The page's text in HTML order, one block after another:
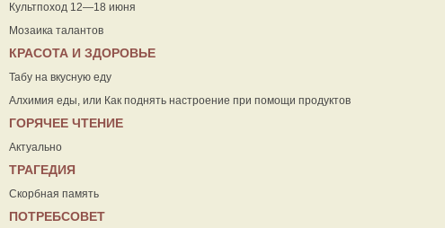
Культпоход 12—18 июня
Мозаика талантов
КРАСОТА И ЗДОРОВЬЕ
Табу на вкусную еду
Алхимия еды, или Как поднять настроение при помощи продуктов
ГОРЯЧЕЕ ЧТЕНИЕ
Актуально
ТРАГЕДИЯ
Скорбная память
ПОТРЕБСОВЕТ